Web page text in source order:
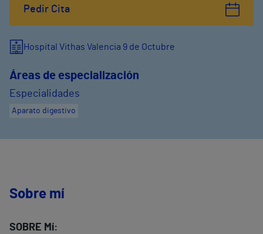
Pedir Cita
Hospital Vithas Valencia 9 de Octubre
Áreas de especialización
Especialidades
Aparato digestivo
Sobre mí
SOBRE Mí: